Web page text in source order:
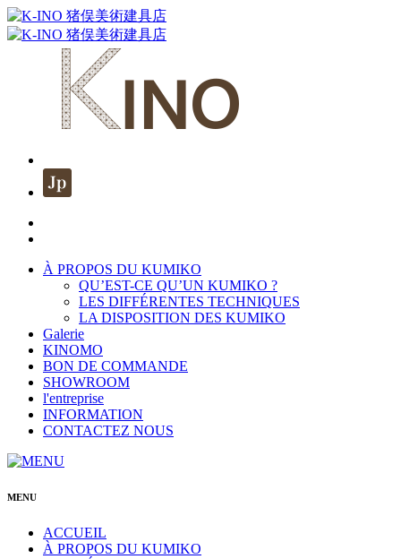
À PROPOS DU KUMIKO
QU’EST-CE QU’UN KUMIKO ?
LES DIFFÉRENTES TECHNIQUES
LA DISPOSITION DES KUMIKO
Galerie
KINOMO
BON DE COMMANDE
SHOWROOM
l'entreprise
INFORMATION
CONTACTEZ NOUS
MENU
ACCUEIL
À PROPOS DU KUMIKO